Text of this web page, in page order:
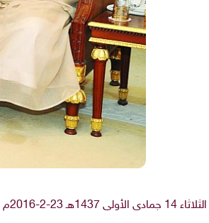
الثلاثاء 14 جمادى الأولى 1437هـ 23-2-2016م